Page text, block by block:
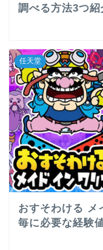
調べる方法3つ
任天堂
おすそわける メ
毎に必要な経験